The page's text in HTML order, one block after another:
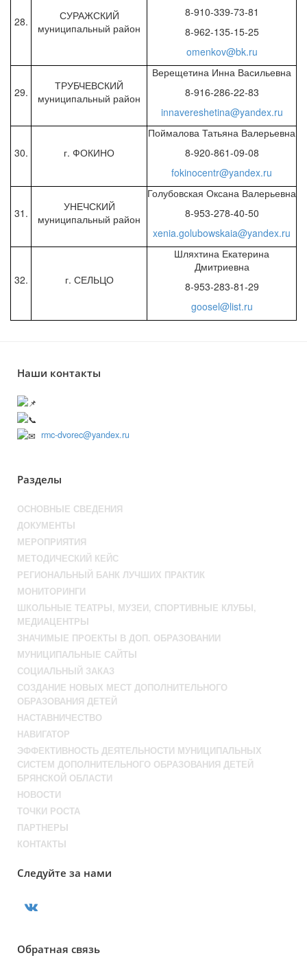
28.
СУРАЖСКИЙ
муниципальный район
8-910-339-73-81
8-962-135-15-25
omenkov@bk.ru
29.
ТРУБЧЕВСКИЙ
муниципальный район
Верещетина Инна Васильевна
8-916-286-22-83
innavereshetina@yandex.ru
30. г. ФОКИНО
Поймалова Татьяна Валерьевна
8-920-861-09-08
fokinocentr@yandex.ru
31.
УНЕЧСКИЙ
муниципальный район
Голубовская Оксана Валерьевна
8-953-278-40-50
xenia.golubowskaia@yandex.ru
32. г. СЕЛЬЦО
Шляхтина Екатерина
Дмитриевна
8-953-283-81-29
goosel@list.ru
Наши контакты
rmc-dvorec@yandex.ru
Разделы
ОСНОВНЫЕ СВЕДЕНИЯ
ДОКУМЕНТЫ
МЕРОПРИЯТИЯ
МЕТОДИЧЕСКИЙ КЕЙС
РЕГИОНАЛЬНЫЙ БАНК ЛУЧШИХ ПРАКТИК
МОНИТОРИНГИ
ШКОЛЬНЫЕ ТЕАТРЫ, МУЗЕИ, СПОРТИВНЫЕ КЛУБЫ,
МЕДИАЦЕНТРЫ
ЗНАЧИМЫЕ ПРОЕКТЫ В ДОП. ОБРАЗОВАНИИ
МУНИЦИПАЛЬНЫЕ САЙТЫ
СОЦИАЛЬНЫЙ ЗАКАЗ
СОЗДАНИЕ НОВЫХ МЕСТ ДОПОЛНИТЕЛЬНОГО
ОБРАЗОВАНИЯ ДЕТЕЙ
НАСТАВНИЧЕСТВО
НАВИГАТОР
ЭФФЕКТИВНОСТЬ ДЕЯТЕЛЬНОСТИ МУНИЦИПАЛЬНЫХ
СИСТЕМ ДОПОЛНИТЕЛЬНОГО ОБРАЗОВАНИЯ ДЕТЕЙ
БРЯНСКОЙ ОБЛАСТИ
НОВОСТИ
ТОЧКИ РОСТА
ПАРТНЕРЫ
КОНТАКТЫ
Следуйте за нами
Обратная связь